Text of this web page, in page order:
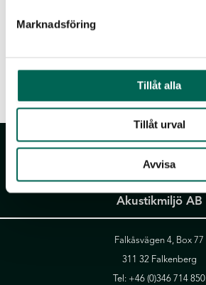
Marknadsföring
Tillåt alla
Tillåt urval
Avvisa
Akustikmiljö AB
Falkåsvägen 4, Box 77
311 32 Falkenberg
Tel: +46 (0)346 714 850